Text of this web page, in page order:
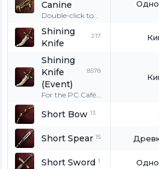
of a Voodoo Doll.
It cannot be
crystallized, or
given other
Canine
Double-click to
wolves, great
wolves, and
Shining
Knife
217
Shining
Knife
(Event)
8578
For the PC Café
This item cannot
dropped,
crystallized, or
one's PK count is
Short Bow 13
Short Spear 15
Short Sword 1